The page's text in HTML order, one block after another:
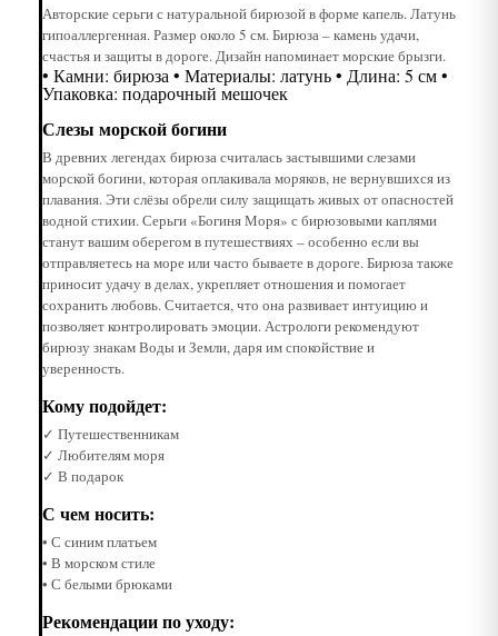
Авторские серьги с натуральной бирюзой в форме капель. Латунь
гипоаллергенная. Размер около 5 см. Бирюза – камень удачи,
счастья и защиты в дороге. Дизайн напоминает морские брызги.
• Камни: бирюза • Материалы: латунь • Длина: 5 см •
Упаковка: подарочный мешочек
Слезы морской богини
В древних легендах бирюза считалась застывшими слезами
морской богини, которая оплакивала моряков, не вернувшихся из
плавания. Эти слёзы обрели силу защищать живых от опасностей
водной стихии. Серьги «Богиня Моря» с бирюзовыми каплями
станут вашим оберегом в путешествиях – особенно если вы
отправляетесь на море или часто бываете в дороге. Бирюза также
приносит удачу в делах, укрепляет отношения и помогает
сохранить любовь. Считается, что она развивает интуицию и
позволяет контролировать эмоции. Астрологи рекомендуют
бирюзу знакам Воды и Земли, даря им спокойствие и
уверенность.
Кому подойдет:
✓ Путешественникам
✓ Любителям моря
✓ В подарок
С чем носить:
• С синим платьем
• В морском стиле
• С белыми брюками
Рекомендации по уходу: